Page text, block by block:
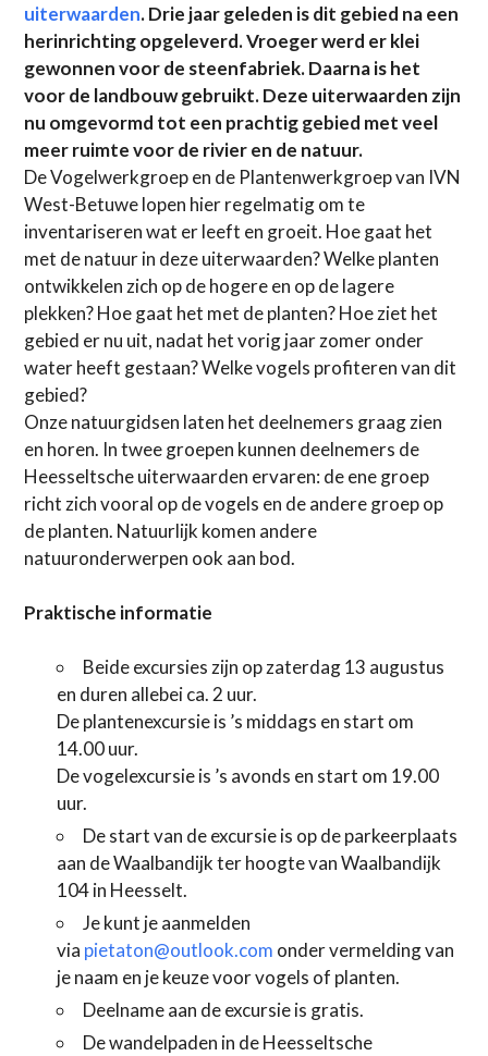
uiterwaarden. Drie jaar geleden is dit gebied na een
herinrichting opgeleverd. Vroeger werd er klei
gewonnen voor de steenfabriek. Daarna is het
voor de landbouw gebruikt. Deze uiterwaarden zijn
nu omgevormd tot een prachtig gebied met veel
meer ruimte voor de rivier en de natuur.
De Vogelwerkgroep en de Plantenwerkgroep van IVN
West-Betuwe lopen hier regelmatig om te
inventariseren wat er leeft en groeit. Hoe gaat het
met de natuur in deze uiterwaarden? Welke planten
ontwikkelen zich op de hogere en op de lagere
plekken? Hoe gaat het met de planten? Hoe ziet het
gebied er nu uit, nadat het vorig jaar zomer onder
water heeft gestaan? Welke vogels profiteren van dit
gebied?
Onze natuurgidsen laten het deelnemers graag zien
en horen. In twee groepen kunnen deelnemers de
Heesseltsche uiterwaarden ervaren: de ene groep
richt zich vooral op de vogels en de andere groep op
de planten. Natuurlijk komen andere
natuuronderwerpen ook aan bod.
Praktische informatie
Beide excursies zijn op zaterdag 13 augustus
en duren allebei ca. 2 uur.
De plantenexcursie is ’s middags en start om
14.00 uur.
De vogelexcursie is ’s avonds en start om 19.00
uur.
De start van de excursie is op de parkeerplaats
aan de Waalbandijk ter hoogte van Waalbandijk
104 in Heesselt.
Je kunt je aanmelden
via pietaton@outlook.com onder vermelding van
je naam en je keuze voor vogels of planten.
Deelname aan de excursie is gratis.
De wandelpaden in de Heesseltsche